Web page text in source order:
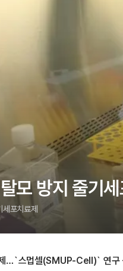
모 방지 줄기
세포치료제
제…`스멉셀(SMUP-Cell)` 연구